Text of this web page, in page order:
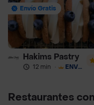
Envío Gratis
Hakims Pastry
12 min · ENVÍO GRATIS
Restaurantes